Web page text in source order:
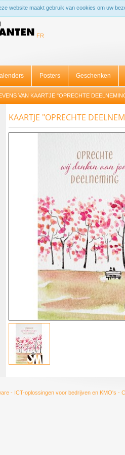
website maakt gebruik van cookies om uw
FR
Posters Geschenken
VAN KAARTJE "OPRECHTE
KAARTJE "OPRECHTE
- ICT-oplossingen voor bedrijven en KMO's -